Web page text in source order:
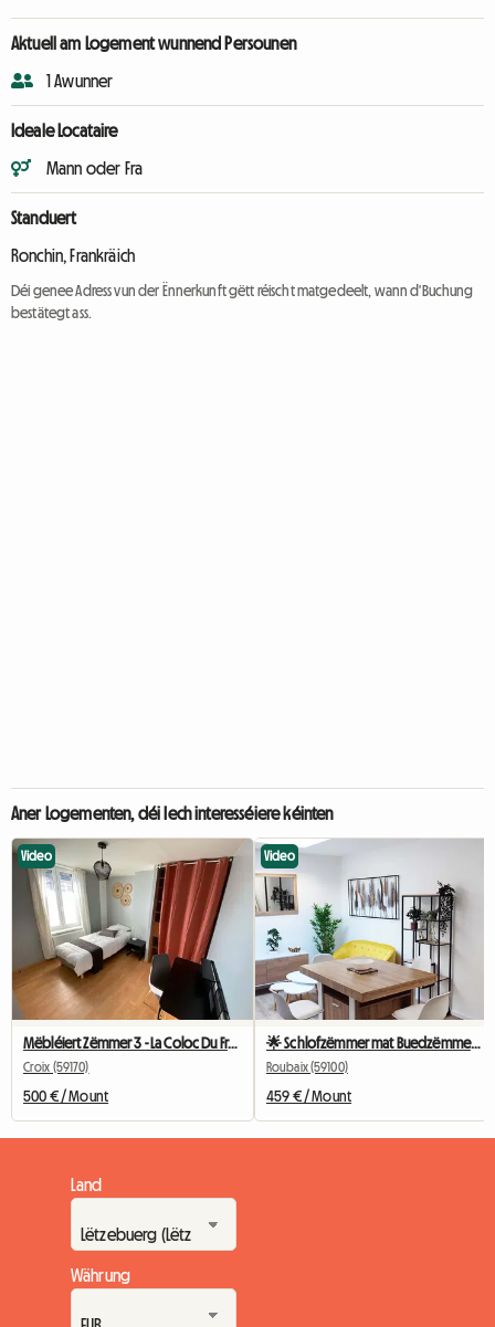
Aktuell am Logement wunnend Persounen
1 Awunner
Ideale Locataire
Mann oder Fra
Standuert
Ronchin, Frankräich
Déi genee Adress vun der Ënnerkunft gëtt réischt matgedeelt, wann d'Buchung
bestätegt ass.
Aner Logementen, déi Iech interesséiere kéinten
Video
Mëbléiert Zëmmer 3 - La Coloc Du Fresnoy
Croix (59170)
500 € / Mount
Video
🌟 Schlofzëmmer mat Buedzëmmer an WC (Schlofzëmmer 2) 🌟
Roubaix (59100)
459 € / Mount
Land
Währung